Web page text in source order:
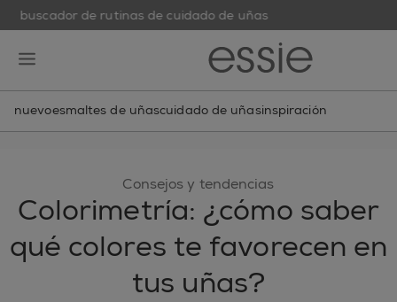
buscador de rutinas de cuidado de uñas
nuevoesmaltes de uñascuidado de uñasinspiración
Consejos y tendencias
Colorimetría: ¿cómo saber
qué colores te favorecen en
tus uñas?